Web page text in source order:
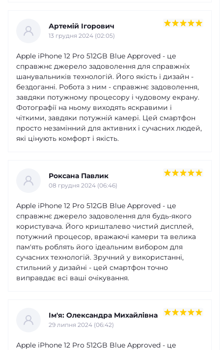
Артемій Ігорович
13 грудня 2024 (02:05)
Apple iPhone 12 Pro 512GB Blue Approved - це
справжнє джерело задоволення для справжніх
шанувальників технологій. Його якість і дизайн -
бездоганні. Робота з ним - справжнє задоволення,
завдяки потужному процесору і чудовому екрану.
Фотографії на ньому виходять яскравими і
чіткими, завдяки потужній камері. Цей смартфон
просто незамінний для активних і сучасних людей,
які цінують комфорт і якість.
Роксана Павлик
08 грудня 2024 (06:46)
Apple iPhone 12 Pro 512GB Blue Approved - це
справжнє джерело задоволення для будь-якого
користувача. Його кришталево чистий дисплей,
потужний процесор, вражаючі камери та велика
пам'ять роблять його ідеальним вибором для
сучасних технологій. Зручний у використанні,
стильний у дизайні - цей смартфон точно
виправдає всі ваші очікування.
Ім'я: Олександра Михайлівна
29 липня 2024 (06:42)
Apple iPhone 12 Pro 512GB Blue Approved - це